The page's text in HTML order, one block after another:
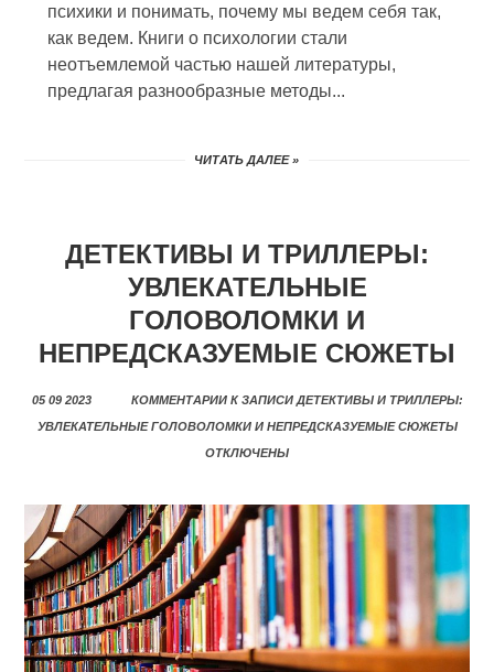
психики и понимать, почему мы ведем себя так,
как ведем. Книги о психологии стали
неотъемлемой частью нашей литературы,
предлагая разнообразные методы...
ЧИТАТЬ ДАЛЕЕ »
ДЕТЕКТИВЫ И ТРИЛЛЕРЫ:
УВЛЕКАТЕЛЬНЫЕ
ГОЛОВОЛОМКИ И
НЕПРЕДСКАЗУЕМЫЕ СЮЖЕТЫ
05 09 2023 КОММЕНТАРИИК ЗАПИСИ ДЕТЕКТИВЫ И ТРИЛЛЕРЫ:
УВЛЕКАТЕЛЬНЫЕ ГОЛОВОЛОМКИ И НЕПРЕДСКАЗУЕМЫЕ СЮЖЕТЫ
ОТКЛЮЧЕНЫ